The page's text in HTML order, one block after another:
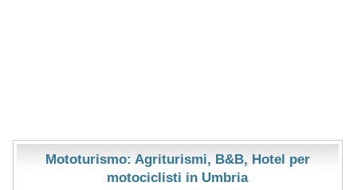
Mototurismo: Agriturismi, B&B, Hotel per
motociclisti in Umbria